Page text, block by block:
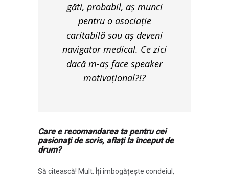
găti, probabil, aș munci
pentru o asociație
caritabilă sau aș deveni
navigator medical. Ce zici
dacă m-aș face speaker
motivațional?!?
Care e recomandarea ta pentru cei
pasionați de scris, aflați la început de
drum?
Să citească! Mult. Îți îmbogățește condeiul,